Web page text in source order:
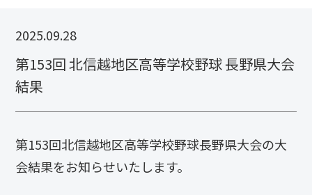
2025.09.28
第153回 北信越地区高等学校野球 長野県大会
結果
第153回北信越地区高等学校野球長野県大会の大
会結果をお知らせいたします。